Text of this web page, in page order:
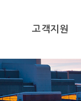
고객지원